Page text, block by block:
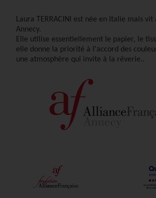
Laura TERRACINI est née en Italie mais
Annecy.
Elle utilise essentiellement le papier, le
elle donne la priorité à l'accord des
une atmosphère qui invite à la rêverie..